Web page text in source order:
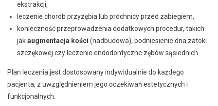
ekstrakcji,
leczenie chorób przyzębia lub próchnicy przed zabiegiem,
konieczność przeprowadzenia dodatkowych procedur, takich
jakaugmentacja kości (nadbudowa), podniesienie dna zatoki
szczękowej czy leczenie endodontyczne zębów sąsiednich.
Plan leczenia jest dostosowany indywidualnie do każdego
pacjenta, z uwzględnieniem jego oczekiwań estetycznych i
funkcjonalnych.